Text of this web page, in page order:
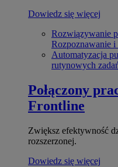
Dowiedz się więcej
Rozwiązywanie
Rozpoznawanie
Automatyzacja
rutynowych
Połączony
Frontline
Zwiększ efektywność
rozszerzonej.
Dowiedz się więcej